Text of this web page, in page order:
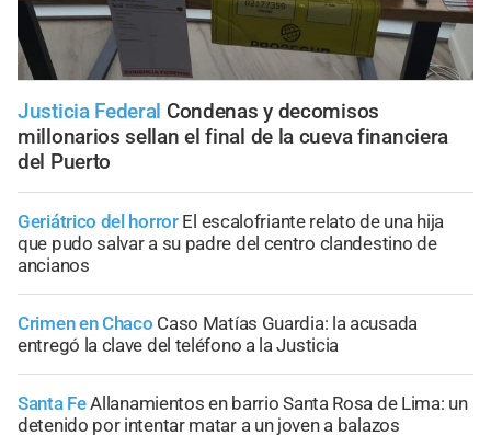
Justicia Federal Condenas y decomisos
millonarios sellan el final de la cueva financiera
del Puerto
Geriátrico del horror El escalofriante relato de una hija
que pudo salvar a su padre del centro clandestino de
ancianos
Crimen en Chaco Caso Matías Guardia: la acusada
entregó la clave del teléfono a la Justicia
Santa FeAllanamientos en barrio Santa Rosa de Lima: un
detenido por intentar matar a un joven a balazos